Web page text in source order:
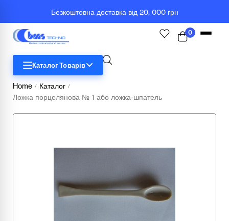
Безкоштовна доставка від 20, 000 грн
0
Каталог Товарів
STEM
Меблі
Home / Каталог /
Ложка порцелянова № 1 або ложка-шпатель